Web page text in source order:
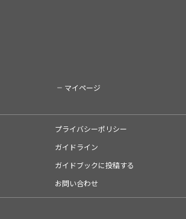
マイページ
プライバシーポリシー
ガイドライン
ガイドブックに投稿する
お問い合わせ